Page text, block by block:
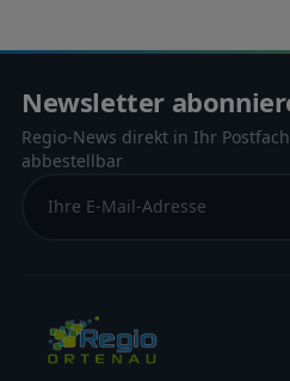
Newsletter
Regio-News direkt in Ihr
abbestellbar